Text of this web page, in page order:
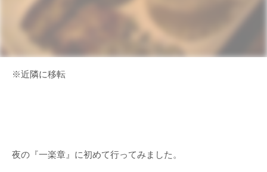
※近隣に移転
夜の『一楽章』に初めて行ってみました。